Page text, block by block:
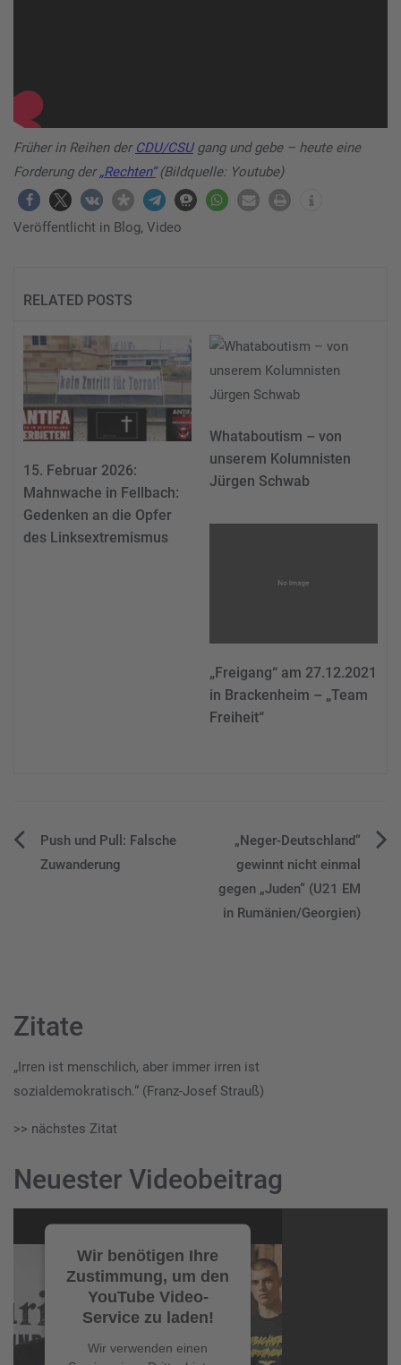
Früher in Reihen der CDU/CSUgang und gebe – heute eine
Forderung der„Rechten“(Bildquelle: Youtube)
Veröffentlicht in Blog, Video
RELATED POSTS
15. Februar 2026:
Mahnwache in Fellbach:
Gedenken an die Opfer
des Linksextremismus
Whataboutism – von
unserem Kolumnisten
Jürgen Schwab
„Freigang“ am 27.12.2021
in Brackenheim – „Team
Freiheit“
Beitragsnavigation
Push und Pull: Falsche
Zuwanderung
„Neger-Deutschland“
gewinnt nicht einmal
gegen „Juden“ (U21 EM
in Rumänien/Georgien)
Zitate
„Irren ist menschlich, aber immer irren ist
sozialdemokratisch.“ (Franz-Josef Strauß)
>> nächstes Zitat
Neuester Videobeitrag
Player
Wir benötigen Ihre
Zustimmung, um den
YouTube Video-
Service zu laden!
Wir verwenden einen